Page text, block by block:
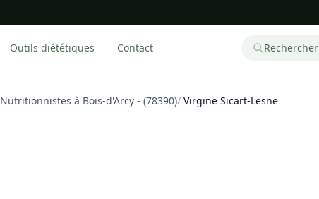
Outils diététiques Contact Rechercher
à Bois-d'Arcy - (78390)/ Virgine Sicart-Lesne